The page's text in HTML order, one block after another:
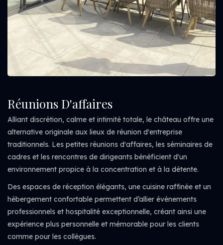
Réunions D'affaires
Alliant discrétion, calme et intimité totale, le château offre une
alternative originale aux lieux de réunion d'entreprise
traditionnels. Les petites réunions d'affaires, les séminaires de
cadres et les rencontres de dirigeants bénéficient d'un
environnement propice à la concentration et à la détente.
Des espaces de réception élégants, une cuisine raffinée et un
hébergement confortable permettent d’allier événements
professionnels et hospitalité exceptionnelle, créant ainsi une
expérience plus personnelle et mémorable pour les clients
comme pour les collègues.